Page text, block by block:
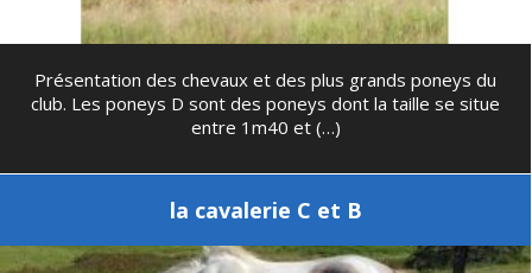
Présentation des chevaux et des plus grands poneys du
club. Les poneys D sont des poneys dont la taille se situe
entre 1m40 et (…)
la cavalerie C et B